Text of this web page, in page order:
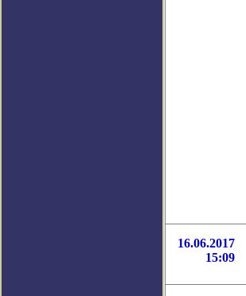
16.06.2017
15:09